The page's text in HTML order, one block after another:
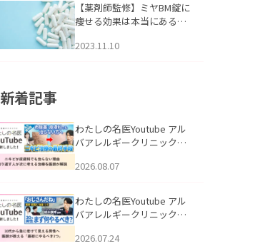
【薬剤師監修】ミヤBM錠に
痩せる効果は本当にある
2023.11.10
新着記事
わたしの名医Youtube アル
バアレルギークリニック札
らない理由｜繰り返す人が
説」を公開いたしました。
2026.08.07
わたしの名医Youtube アル
バアレルギークリニック札
える男性へ｜医師が教える
2026.07.24